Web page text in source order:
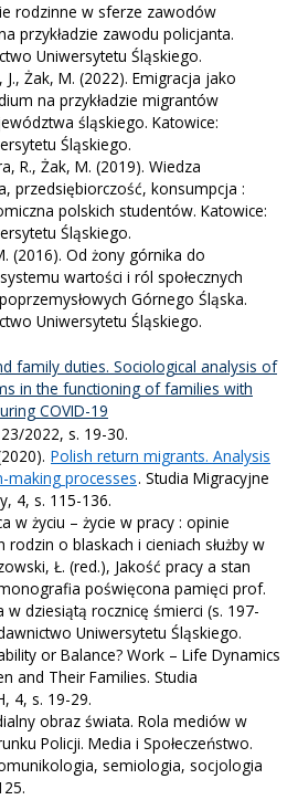
rodzinne w sferze zawodów
przykładzie zawodu policjanta.
Uniwersytetu Śląskiego.
J., Żak, M. (2022). Emigracja jako
na przykładzie migrantów
śląskiego. Katowice:
Śląskiego.
R., Żak, M. (2019). Wiedza
przedsiębiorczość, konsumpcja :
polskich studentów. Katowice:
Śląskiego.
(2016). Od żony górnika do
wartości i ról społecznych
Górnego Śląska.
Uniwersytetu Śląskiego.
family duties. Sociological analysis of
in the functioning of families with
COVID-19
2022, s. 19-30.
Polish return migrants. Analysis
making processes. Studia Migracyjne
4, s. 115-136.
w życiu – życie w pracy : opinie
rodzin o blaskach i cieniach służby w
Ł. (red.), Jakość pracy a stan
poświęcona pamięci prof.
w dziesiątą rocznicę śmierci (s. 197-
Uniwersytetu Śląskiego.
or Balance? Work – Life Dynamics
and Their Families. Studia
4, s. 19-29.
obraz świata. Rola mediów w
Policji. Media i Społeczeństwo.
semiologia, socjologia